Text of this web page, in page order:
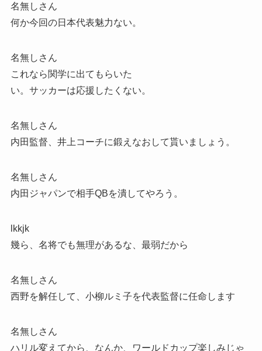
名無しさん
何か今回の日本代表魅力ない。
名無しさん
これなら関学に出てもらいた
い。サッカーは応援したくない。
名無しさん
内田監督、井上コーチに鍛えなおして貰いましょう。
名無しさん
内田ジャパンで相手QBを潰してやろう。
lkkjk
幾ら、名将でも無理があるな、最弱だから
名無しさん
西野を解任して、小柳ルミ子を代表監督に任命します
名無しさん
ハリル変えてから、なんか、ワールドカップ楽しみじゃ